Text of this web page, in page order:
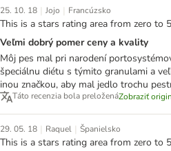
25. 10. 18 | Jojo | Francúzsko
This is a stars rating area from zero to
Veľmi dobrý pomer ceny a kvality
Môj pes mal pri narodení
špeciálnu diétu s týmito granulami a
inou značkou, aby mal jedlo trochu
Táto recenzia bola preloženáZobraziť
29. 05. 18 | Raquel | Španielsko
This is a stars rating area from zero to